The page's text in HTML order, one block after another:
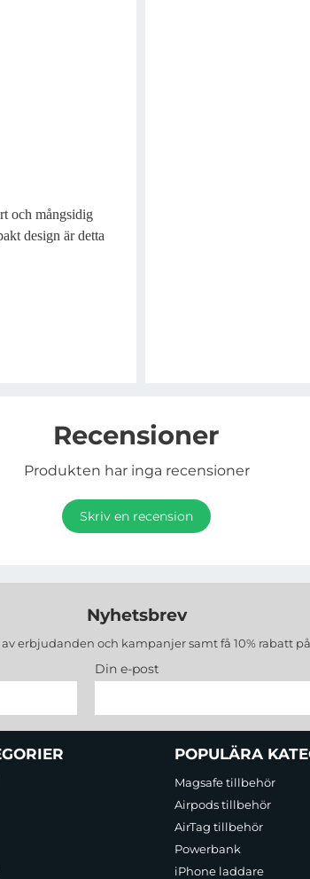
och mångsidig
design är detta
Recensioner
Produkten har inga recensioner
Skriv en recension
Nyhetsbrev
erbjudanden och kampanjer samt få 10% rabatt
Din e-post
POPULÄRA
Magsafe tillbehör
Airpods tillbehör
AirTag tillbehör
Powerbank
iPhone laddare